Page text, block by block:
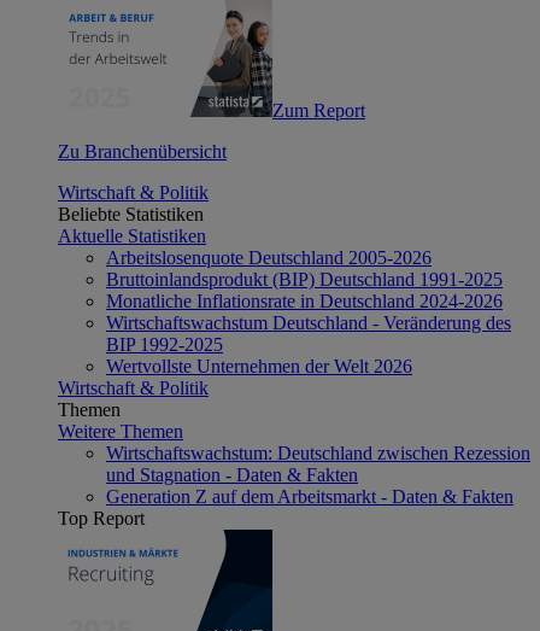
Zum Report
Zu Branchenübersicht
Wirtschaft & Politik
Beliebte Statistiken
Aktuelle Statistiken
Arbeitslosenquote Deutschland 2005-2026
Bruttoinlandsprodukt (BIP) Deutschland 1991-2025
Monatliche Inflationsrate in Deutschland 2024-2026
Wirtschaftswachstum Deutschland - Veränderung des
BIP 1992-2025
Wertvollste Unternehmen der Welt 2026
Wirtschaft & Politik
Themen
Weitere Themen
Wirtschaftswachstum: Deutschland zwischen Rezession
und Stagnation - Daten & Fakten
Generation Z auf dem Arbeitsmarkt - Daten & Fakten
Top Report